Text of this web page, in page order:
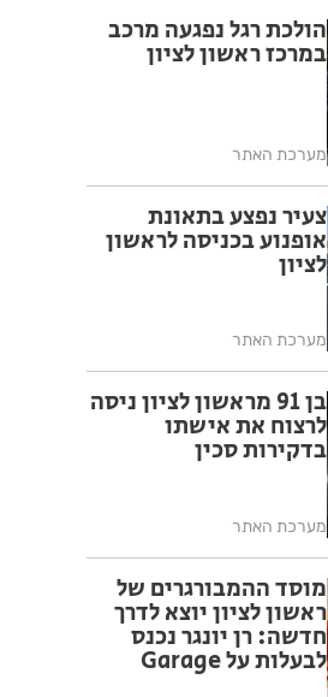
הולכת רגל נפגעה מרכב
במרכז ראשון לציון
מערכת האתר
צעיר נפצע בתאונת
אופנוע בכניסה לראשון
לציון
מערכת האתר
בן 91 מראשון לציון ניסה
לרצוח את אישתו
בדקירות סכין
מערכת האתר
מוסד ההמבורגרים של
ראשון לציון יוצא לדרך
חדשה: רן יונגר נכנס
לבעלות על Garage